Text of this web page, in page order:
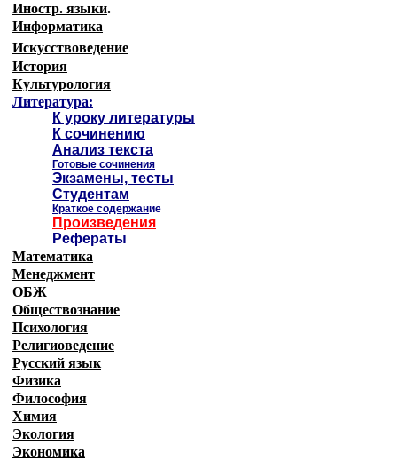
Иностр. языки.
Информатика
Искусствоведение
История
Культурология
Литература:
К уроку литературы
К сочинению
Анализ текста
Готовые сочинения
Экзамены, тесты
Студентам
Краткое содержание
Произведения
Рефераты
Математика
Менеджмент
ОБЖ
Обществознание
Психология
Религиоведение
Русский язык
Физика
Философия
Химия
Экология
Экономика